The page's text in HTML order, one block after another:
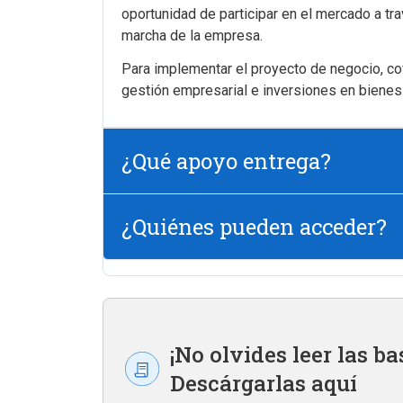
oportunidad de participar en el mercado a
marcha de la empresa.
Para implementar el proyecto de negocio,
gestión empresarial e inversiones en
¿Qué apoyo entrega?
¿Quiénes pueden acceder?
¡No olvides leer las
Descárgarlas aquí